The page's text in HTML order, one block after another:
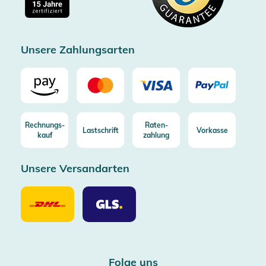
Kostenlose Rücksendung (aus DE/AT)
Unsere Zahlungsarten
Rechnungs-
kauf
Lastschrift
Raten-
zahlung
Vorkasse
Unsere Versandarten
Unsere
Versandarten
DHL
Unsere
Versandarten
GLS
Folge uns